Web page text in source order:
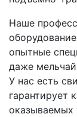
Наше
опытные
даже
У нас есть
гарантирует
оказываемых